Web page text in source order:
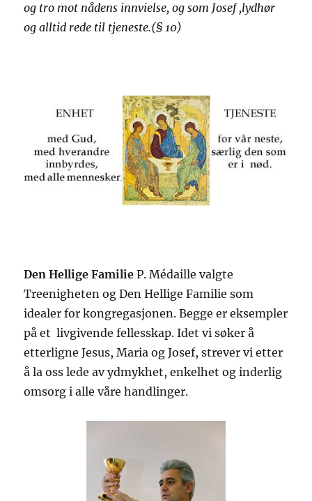
og tro mot nådens innvielse, og som Josef ,lydhør
og alltid rede til tjeneste.(§ 10)
Den Hellige FamilieP. Médaille valgte
Treenigheten og Den Hellige Familie som
idealer for kongregasjonen. Begge er eksempler
på et livgivende fellesskap. Idet vi søker å
etterligne Jesus, Maria og Josef, strever vi etter
å la oss lede av ydmykhet, enkelhet og inderlig
omsorg i alle våre handlinger.